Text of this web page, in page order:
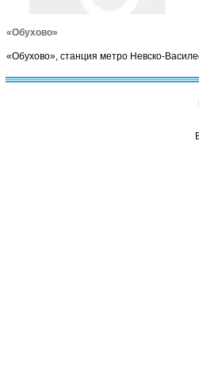
«Обухово»
«Обухово», станция метро Невско-